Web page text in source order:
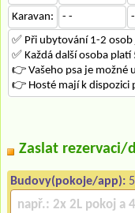
Karavan:
- -
✅ Při ubytování 1-2
✅ Každá další osoba
👉 Vašeho psa je možné
👉 Hosté mají k dispozici
Zaslat rezervaci/
Budovy(pokoje/app):